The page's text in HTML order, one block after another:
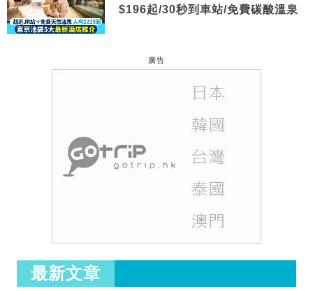
$196起/30秒到車站/免費碳酸溫泉
廣告
最新文章